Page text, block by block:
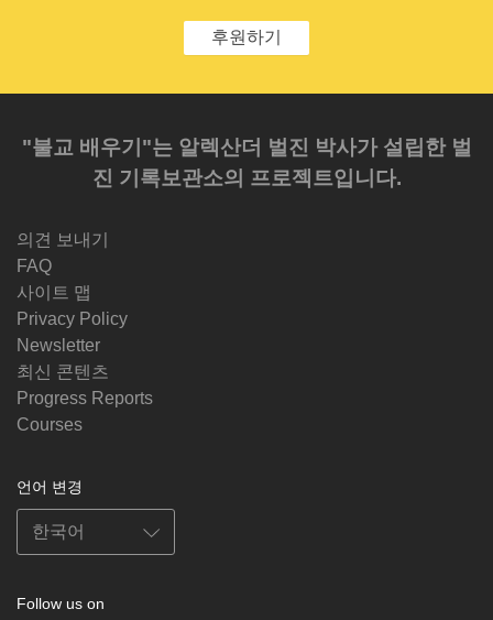
후원하기
"불교 배우기"는 알렉산더 벌진 박사가 설립한 벌
진 기록보관소의 프로젝트입니다.
의견 보내기
FAQ
사이트 맵
Privacy Policy
Newsletter
최신 콘텐츠
Progress Reports
Courses
언어 변경
Follow us on